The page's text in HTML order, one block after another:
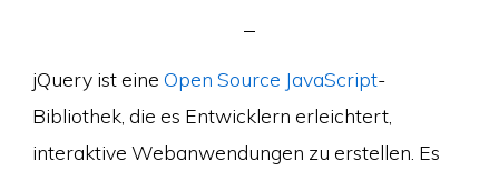
jQuery ist eine Open Source JavaScript-
Bibliothek, die es Entwicklern erleichtert,
interaktive Webanwendungen zu erstellen. Es